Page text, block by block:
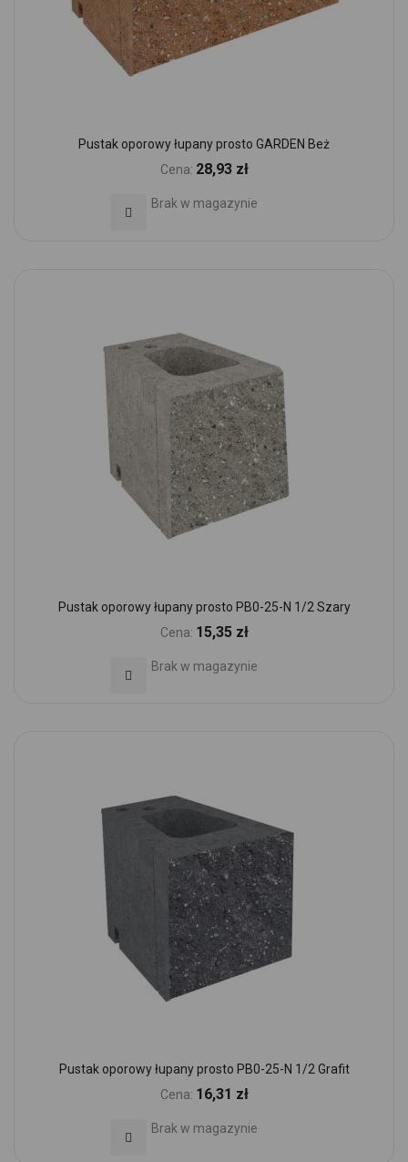
Pustak oporowy łupany prosto GARDEN Beż
Cena: 28,93 zł
Brak w magazynie
Dodaj do Ulubionych
Pustak oporowy łupany prosto PB0-25-N 1/2 Szary
Cena: 15,35 zł
Brak w magazynie
Dodaj do Ulubionych
Pustak oporowy łupany prosto PB0-25-N 1/2 Grafit
Cena: 16,31 zł
Brak w magazynie
Dodaj do Ulubionych